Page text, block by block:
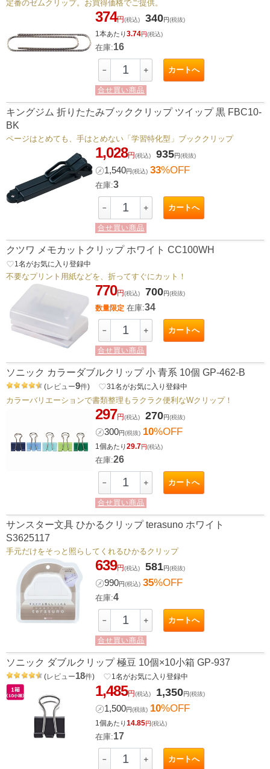
定番のゼムクリップ。お買得価格でご提供。
374円(税込) 340円(税抜)
1本あたり3.74円(税込)
在庫:16
－ ＋ カートへ
合せ買い商品
キングジム 折りたたみブッククリップ ツイップ 黒 FBC10-
BK
ページはとめても、手はとめない「学習特化型」ブッククリップ
1,028円(税込) 935円(税抜)
㋱1,540円(税込) 33%OFF
在庫:3
－ ＋ カートへ
合せ買い商品
クツワ メモカットクリップ ホワイト CC100WH
favorite_border1 名がお気に入り登録中
不要なプリント用紙などを、折ってすぐにカット！
770円(税込) 700円(税抜)
数量限定 在庫:34
－ ＋ カートへ
合せ買い商品
ソニック カラーダブルクリップ 小 青系 10個 GP-462-B
(レビュー9件) favorite_border31 名がお気に入り登録中
カラーバリエーションで書類整理もラクラク便利なWクリップ！
297円(税込) 270円(税抜)
㋱300円(税抜) 10%OFF
1個あたり29.7円(税込)
在庫:26
－ ＋ カートへ
合せ買い商品
サンスター文具 ひかるクリップ terasuno ホワイト
S3625117
手元だけをそっと照らしてくれるひかるクリップ
639円(税込) 581円(税抜)
㋱990円(税込) 35%OFF
在庫:4
－ ＋ カートへ
合せ買い商品
ソニック ダブルクリップ 極豆 10個×10小箱 GP-937
(レビュー18件) favorite_border1 名がお気に入り登録中
1,485円(税込) 1,350円(税抜)
㋱1,500円(税抜) 10%OFF
1個あたり14.85円(税込)
在庫:17
－ ＋ カートへ